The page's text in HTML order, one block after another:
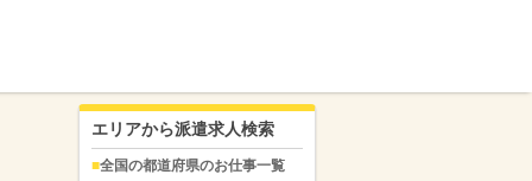
エリアから派遣求人検索
全国の都道府県のお仕事一覧